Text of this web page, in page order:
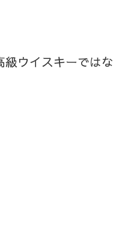
級ウイスキーではな